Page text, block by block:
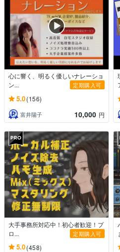
心に響く、明るく優しいナレーショ
ン...
定期購入可
5.0(156)
富井陽子 10,000 円
大手事務所対応中！初心者歓迎！プ
ロ...
定期購入可
5.0(458)